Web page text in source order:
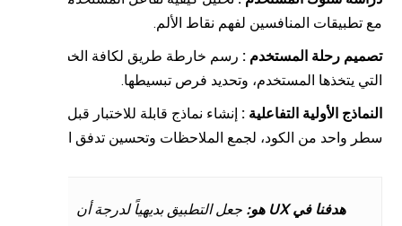
تطبيقات المنافسين لفهم نقاط الألم.
رحلة المستخدم :رسم خارطة طريق لكافة الخطوات
يتخذها المستخدم، وتحديد فرص تبسيطها.
الأولية التفاعلية :إنشاء نماذج قابلة للاختبار قبل كتابة
واحد من الكود، لجمع الملاحظات وتحسين تدفق العمل.
هدفنا في UX هو:
جعل التطبيق بديهياً لدرجة أن